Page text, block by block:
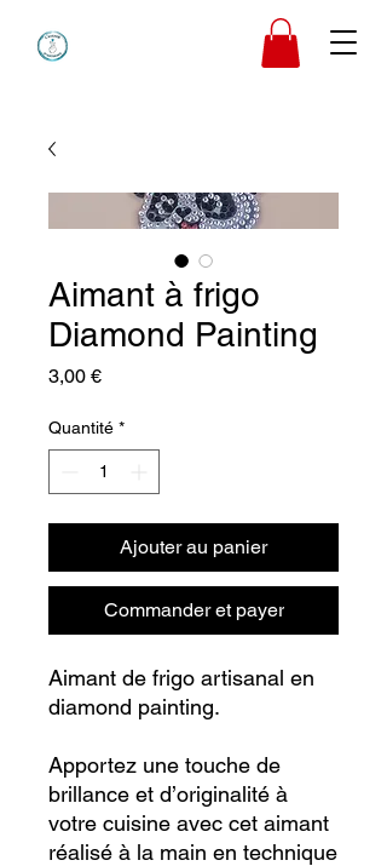
Aimant à frigo
Diamond Painting
3,00 €Prix
Quantité *
Ajouter au panier
Commander et payer
Aimant de frigo artisanal en
diamond painting.
Apportez une touche de
brillance et d’originalité à
votre cuisine avec cet aimant
réalisé à la main en technique